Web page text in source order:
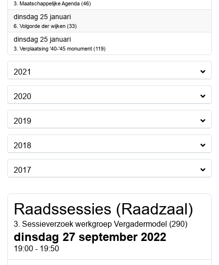
3. Maatschappelijke Agenda (46)
dinsdag 25 januari2022
6. Volgorde der wijken (33)
dinsdag 25 januari2022
3. Verplaatsing '40-'45 monument (119)
2021
2020
2019
2018
2017
Raadssessies (Raadzaal)
3. Sessieverzoek werkgroep Vergadermodel (290)
dinsdag 27 september 2022
19:00 - 19:50